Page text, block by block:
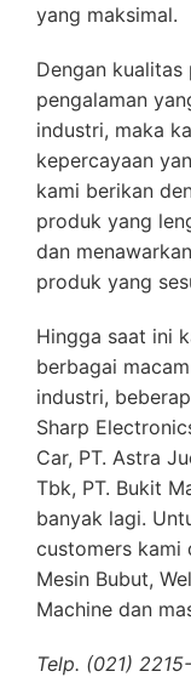
yang maksimal.
Dengan kualitas
pengalaman
industri, maka
kepercayaan
kami berikan
produk yang
dan
produk yang
Hingga saat ini
berbagai
industri,
Sharp
Car, PT. Astra
Tbk, PT. Bukit
banyak lagi.
customers kami
Mesin Bubut,
Machine dan
Telp. (021)